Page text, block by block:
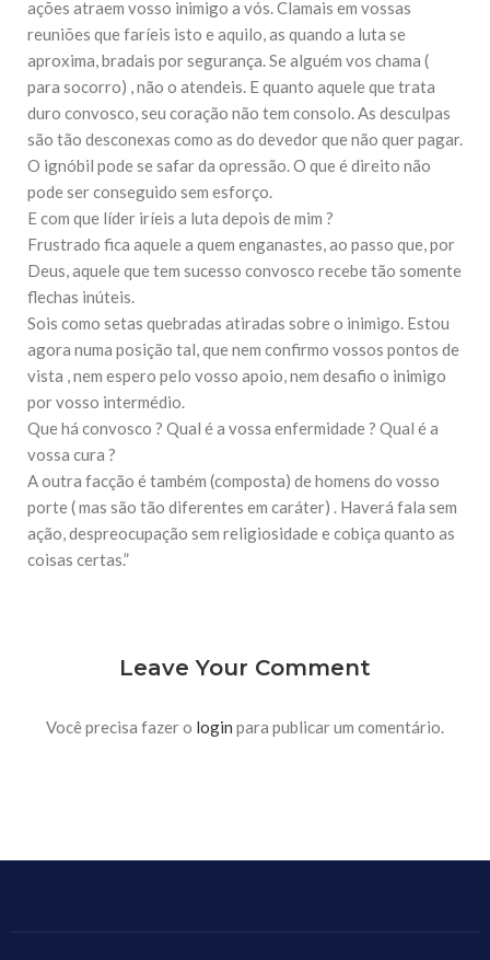
10 DE NOVEMBRO DE 2013
Falecimento do Imam Ali Ibn Al-Hussein
(A.S.)
data em que relembramos o martírio do quarto Imam dos
muçulmanos, o Imam Ali Ibn Al-Hussein Ibn Ali Ibn Abi Táleb
(A.S.), conhecido por “Zein Al-Ábidin” (Formosura
NOTÍCIAS
3 DE JULHO DE 2014
Centro Islâmico no Brasil recebe o ex-
ministro das Relações Exteriores da
República Islâmica do Irã
Na noite da quinta-feira, 03 de Abril, o Centro Islâmico no
Brasil recebeu em sua sede, em São Paulo, o ex-ministro das
Relações Exteriores da República Islâmica do Irã, Sr. Kamal
Kharrazi, que encontra-se visitando
ações atraem vosso inimigo a vós. Clamais em vossas
reuniões que faríeis isto e aquilo, as quando a luta se
aproxima, bradais por segurança. Se alguém vos chama (
para socorro) , não o atendeis. E quanto aquele que trata
duro convosco, seu coração não tem consolo. As desculpas
são tão desconexas como as do devedor que não quer pagar.
O ignóbil pode se safar da opressão. O que é direito não
pode ser conseguido sem esforço.
E com que líder iríeis a luta depois de mim ?
Frustrado fica aquele a quem enganastes, ao passo que, por
Deus, aquele que tem sucesso convosco recebe tão somente
flechas inúteis.
Sois como setas quebradas atiradas sobre o inimigo. Estou
agora numa posição tal, que nem confirmo vossos pontos de
vista , nem espero pelo vosso apoio, nem desafio o inimigo
por vosso intermédio.
Que há convosco ? Qual é a vossa enfermidade ? Qual é a
vossa cura ?
A outra facção é também (composta) de homens do vosso
porte ( mas são tão diferentes em caráter) . Haverá fala sem
ação, despreocupação sem religiosidade e cobiça quanto as
coisas certas.”
Leave Your Comment
Você precisa fazer o login para publicar um comentário.